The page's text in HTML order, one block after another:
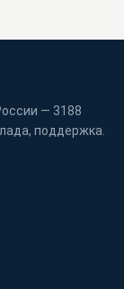
— 3188
поддержка.